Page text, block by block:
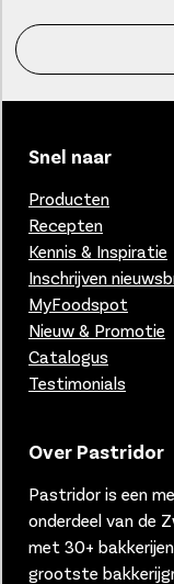
Snel naar
Producten
Recepten
Kennis & Inspiratie
Inschrijven
MyFoodspot
Nieuw & Promotie
Catalogus
Testimonials
Over Pastridor
Pastridor is een
onderdeel van de
met 30+ bakkerijen
grootste